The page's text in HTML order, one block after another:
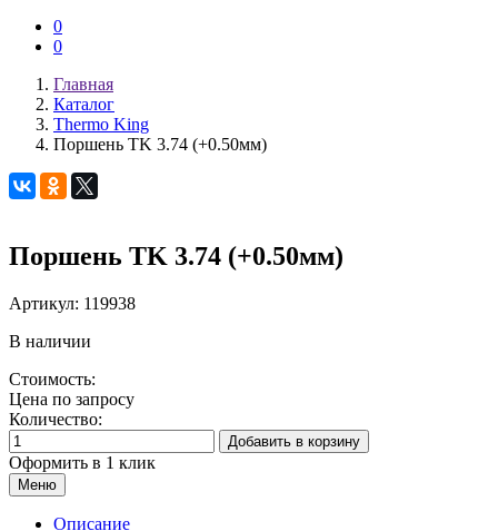
0
0
Главная
Каталог
Thermo King
Поршень TK 3.74 (+0.50мм)
Поршень TK 3.74 (+0.50мм)
Артикул: 119938
В наличии
Стоимость:
Цена по запросу
Количество:
Добавить в корзину
Оформить в 1 клик
Меню
Описание